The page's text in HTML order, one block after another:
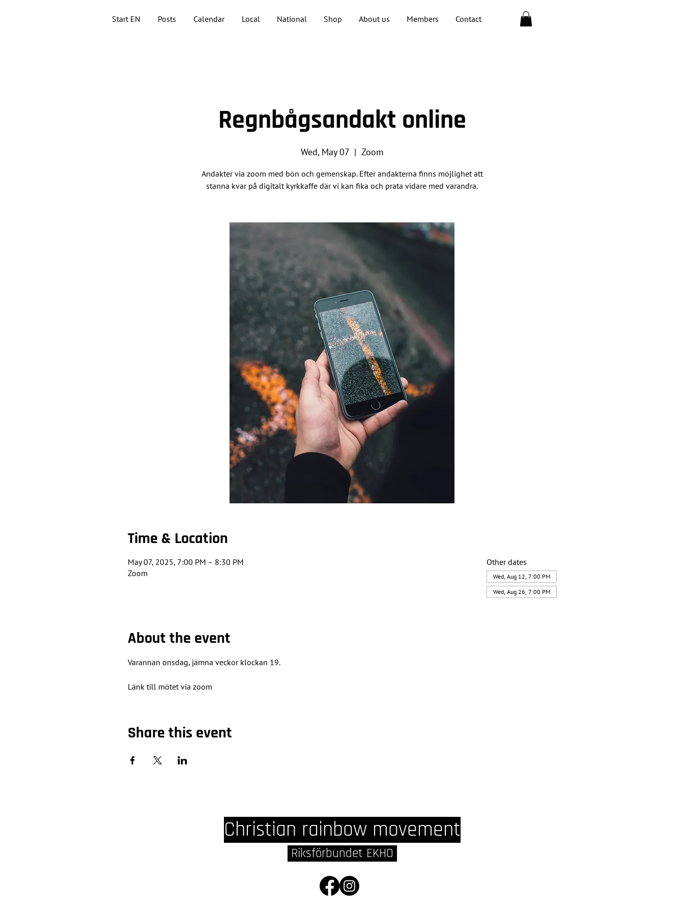
Start EN Posts Calendar Local National Shop About us Members Contact
Regnbågsandakt online
Wed, May 07
  |
Zoom
Andakter via zoom med bön och gemenskap. Efter andakterna finns möjlighet att
stanna kvar på digitalt kyrkkaffe där vi kan fika och prata vidare med varandra.
Time & Location
May 07, 2025, 7:00 PM – 8:30 PM
Zoom
Other dates
Wed, Aug 12, 7:00 PM
Wed, Aug 26, 7:00 PM
About the event
Varannan onsdag, jämna veckor klockan 19.
Länk till mötet via zoom
Share this event
Christian rainbow movement
Riksförbundet EKHO